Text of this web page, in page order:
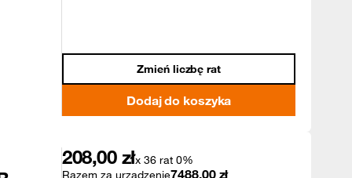
Zmień liczbę rat
Dodaj do koszyka
208,00 złx 36 rat 0%
Razem za urządzenie7488,00 zł